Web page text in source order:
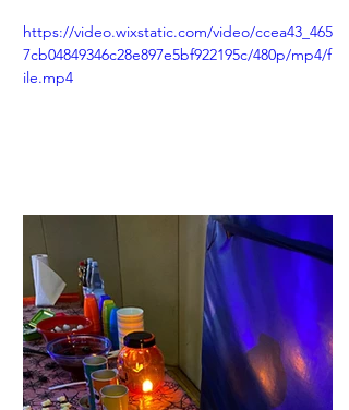
https://video.wixstatic.com/video/ccea43_465
7cb04849346c28e897e5bf922195c/480p/mp4/f
ile.mp4